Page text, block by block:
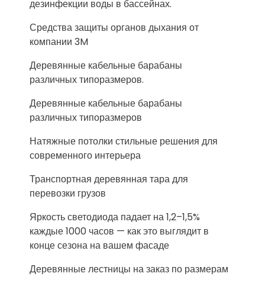
дезинфекции воды в бассейнах.
Средства защиты органов дыхания от
компании 3M
Деревянные кабельные барабаны
различных типоразмеров.
Деревянные кабельные барабаны
различных типоразмеров
Натяжные потолки стильные решения для
современного интерьера
Транспортная деревянная тара для
перевозки грузов
Яркость светодиода падает на 1,2–1,5%
каждые 1000 часов — как это выглядит в
конце сезона на вашем фасаде
Деревянные лестницы на заказ по размерам